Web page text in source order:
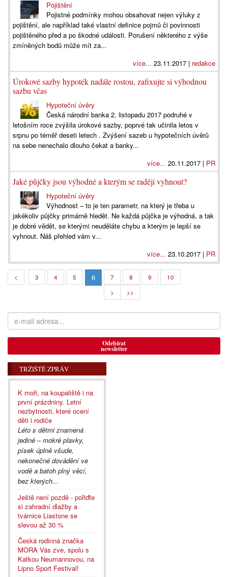
Pojištění
Pojistné podmínky mohou obsahovat nejen výluky z
pojištění, ale například také vlastní definice pojmů či povinnosti
pojištěného před a po škodné události. Porušení některého z výše
zmíněných bodů může mít za...
více... 23.11.2017 | redakce
Úrokové sazby hypoték nadále rostou, zafixujte si výhodnou
sazbu včas
Hypoteční úvěry
Česká národní banka 2. listopadu 2017 podruhé v
letošním roce zvýšila úrokové sazby, poprvé tak učinila letos v
srpnu po téměř deseti letech . Zvýšení sazeb u hypotečních úvěrů
na sebe nenechalo dlouho čekat a banky...
více... 20.11.2017 | PR
Jaké půjčky jsou výhodné a kterým se raději vyhnout?
Hypoteční úvěry
Výhodnost – to je ten parametr, na který je třeba u
jakékoliv půjčky primárně hledět. Ne každá půjčka je výhodná, a tak
je dobré vědět, se kterými neuděláte chybu a kterým je lepší se
vyhnout. Náš přehled vám v...
více... 23.10.2017 | PR
< 3 4 5 6 7 8 9
10
>
>>
Odebírat
newsletter
TRŽIŠTĚ ZPRÁV
K moři, na koupaliště i na
první prázdniny. Letní
nezbytnosti, které ocení
děti i rodiče
Léto s dětmi znamená
jediné – mokré plavky,
písek úplně všude,
nekonečné dovádění ve
vodě a batoh plný věcí,
bez kterých...
Ještě není pozdě - pořiďte
si zahradní dlažby a
tvárnice Liastone se
slevou až 30 %
Česká rodinná značka
MORA Vás zve, spolu s
Katkou Neumannovou, na
Lipno Sport Festival!